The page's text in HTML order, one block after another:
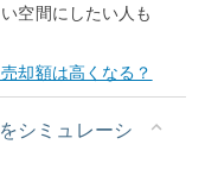
空間にしたい人も
却額は高くなる？
シミュレーシ